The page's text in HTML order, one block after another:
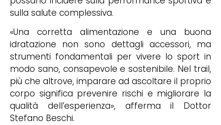
sulla salute complessiva.
«Una corretta alimentazione e una buona
idratazione non sono dettagli accessori, ma
strumenti fondamentali per vivere lo sport in
modo sano, consapevole e sostenibile. Nel trail,
più che altrove, imparare ad ascoltare il proprio
corpo significa prevenire rischi e migliorare la
qualità dell’esperienza», afferma il Dottor
Stefano Beschi.